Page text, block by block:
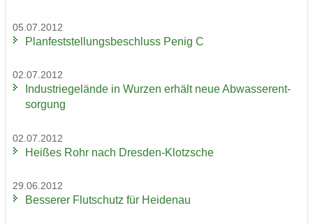
05.07.2012
Plan­fest­stel­lungs­be­schluss Penig C
02.07.2012
In­dus­trie­ge­län­de in Wur­zen er­hält neue Ab­was­ser­ent­
sor­gung
02.07.2012
Hei­ßes Rohr nach Dresden-​Klotzsche
29.06.2012
Bes­se­rer Flut­schutz für Hei­den­au